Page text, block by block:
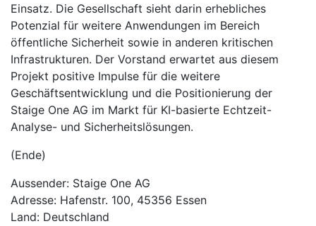
Einsatz. Die Gesellschaft sieht darin erhebliches
Potenzial für weitere Anwendungen im Bereich
öffentliche Sicherheit sowie in anderen kritischen
Infrastrukturen. Der Vorstand erwartet aus diesem
Projekt positive Impulse für die weitere
Geschäftsentwicklung und die Positionierung der
Staige One AG im Markt für KI-basierte Echtzeit-
Analyse- und Sicherheitslösungen.
(Ende)
Aussender: Staige One AG
Adresse: Hafenstr. 100, 45356 Essen
Land: Deutschland